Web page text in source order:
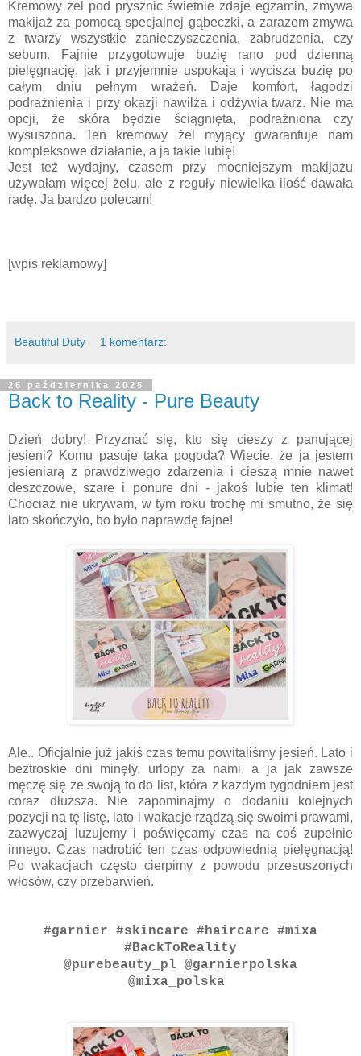
Kremowy żel pod prysznic świetnie zdaje egzamin, zmywa
makijaż za pomocą specjalnej gąbeczki, a zarazem zmywa
z twarzy wszystkie zanieczyszczenia, zabrudzenia, czy
sebum. Fajnie przygotowuje buzię rano pod dzienną
pielęgnację, jak i przyjemnie uspokaja i wycisza buzię po
całym dniu pełnym wrażeń. Daje komfort, łagodzi
podrażnienia i przy okazji nawilża i odżywia twarz. Nie ma
opcji, że skóra będzie ściągnięta, podrażniona czy
wysuszona. Ten kremowy żel myjący gwarantuje nam
kompleksowe działanie, a ja takie lubię!
Jest też wydajny, czasem przy mocniejszym makijażu
używałam więcej żelu, ale z reguły niewielka ilość dawała
radę. Ja bardzo polecam!
[wpis reklamowy]
Beautiful Duty 1 komentarz:
26 października 2025
Back to Reality - Pure Beauty
Dzień dobry! Przyznać się, kto się cieszy z panującej
jesieni? Komu pasuje taka pogoda? Wiecie, że ja jestem
jesieniarą z prawdziwego zdarzenia i cieszą mnie nawet
deszczowe, szare i ponure dni - jakoś lubię ten klimat!
Chociaż nie ukrywam, w tym roku trochę mi smutno, że się
lato skończyło, bo było naprawdę fajne!
Ale.. Oficjalnie już jakiś czas temu powitaliśmy jesień. Lato i
beztroskie dni minęły, urlopy za nami, a ja jak zawsze
męczę się ze swoją to do list, która z każdym tygodniem jest
coraz dłuższa. Nie zapominajmy o dodaniu kolejnych
pozycji na tę listę, lato i wakacje rządzą się swoimi prawami,
zazwyczaj luzujemy i poświęcamy czas na coś zupełnie
innego. Czas nadrobić ten czas odpowiednią pielęgnacją!
Po wakacjach często cierpimy z powodu przesuszonych
włosów, czy przebarwień.
#garnier #skincare #haircare #mixa
#BackToReality
@purebeauty_pl @garnierpolska
@mixa_polska